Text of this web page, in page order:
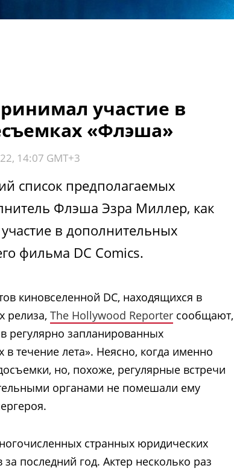
участие в
«Флэша»
14:07 GMT+3
список предполагаемых
Флэша Эзра Миллер, как
в дополнительных
фильма DC Comics.
киновселенной DC, находящихся в
релиза, The Hollywood Reporter сообщают,
регулярно запланированных
течение лета». Неясно, когда именно
но, похоже, регулярные встречи
органами не помешали ему
странных юридических
последний год. Актер несколько раз